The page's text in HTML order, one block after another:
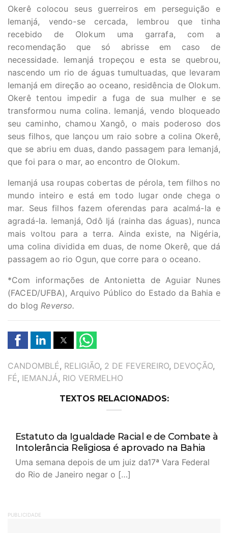
Okerê colocou seus guerreiros em perseguição e
Iemanjá, vendo-se cercada, lembrou que tinha
recebido de Olokum uma garrafa, com a
recomendação que só abrisse em caso de
necessidade. Iemanjá tropeçou e esta se quebrou,
nascendo um rio de águas tumultuadas, que levaram
Iemanjá em direção ao oceano, residência de Olokum.
Okerê tentou impedir a fuga de sua mulher e se
transformou numa colina. Iemanjá, vendo bloqueado
seu caminho, chamou Xangô, o mais poderoso dos
seus filhos, que lançou um raio sobre a colina Okerê,
que se abriu em duas, dando passagem para Iemanjá,
que foi para o mar, ao encontro de Olokum.
Iemanjá usa roupas cobertas de pérola, tem filhos no
mundo inteiro e está em todo lugar onde chega o
mar. Seus filhos fazem oferendas para acalmá-la e
agradá-la. Iemanjá, Odô Ijá (rainha das águas), nunca
mais voltou para a terra. Ainda existe, na Nigéria,
uma colina dividida em duas, de nome Okerê, que dá
passagem ao rio Ogun, que corre para o oceano.
*Com informações de Antonietta de Aguiar Nunes
(FACED/UFBA), Arquivo Público do Estado da Bahia e
do blogReverso.
TAGS
CANDOMBLÉ, RELIGIÃO, 2 DE FEVEREIRO, DEVOÇÃO,
FÉ, IEMANJÁ, RIO VERMELHO
TEXTOS RELACIONADOS:
Estatuto da Igualdade Racial e de Combate à
Intolerância Religiosa é aprovado na Bahia
Uma semana depois de um juiz da17ª Vara Federal
do Rio de Janeiro negar o […]
PUBLICIDADE